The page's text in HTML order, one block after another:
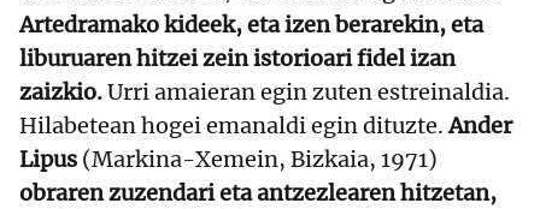
Artedramako kideek, eta izen berarekin, eta
liburuaren hitzei zein istorioari fidel izan
zaizkio.Urri amaieran egin zuten estreinaldia.
Hilabetean hogei emanaldi egin dituzte.Ander
Lipus (Markina-Xemein, Bizkaia, 1971)
obraren zuzendari eta antzezlearen hitzetan,